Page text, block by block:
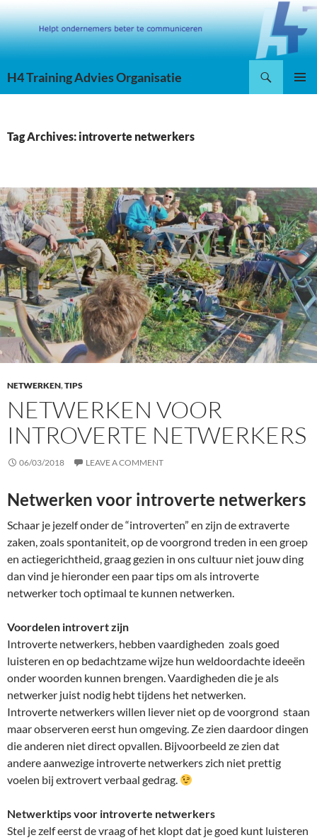
Skip
to
content
H4 Training Advies Organisatie
Tag Archives: introverte netwerkers
NETWERKEN,TIPS
NETWERKEN VOOR
INTROVERTE NETWERKERS
06/03/2018 LEAVE A COMMENT
Netwerken voor introverte netwerkers
Schaar je jezelf onder de “introverten” en zijn de extraverte
zaken, zoals spontaniteit, op de voorgrond treden in een groep
en actiegerichtheid, graag gezien in ons cultuur niet jouw ding
dan vind je hieronder een paar tips om als introverte
netwerker toch optimaal te kunnen netwerken.
Voordelen introvert zijn
Introverte netwerkers, hebben vaardigheden zoals goed
luisteren en op bedachtzame wijze hun weldoordachte ideeën
onder woorden kunnen brengen. Vaardigheden die je als
netwerker juist nodig hebt tijdens het netwerken.
Introverte netwerkers willen liever niet op de voorgrond staan
maar observeren eerst hun omgeving. Ze zien daardoor dingen
die anderen niet direct opvallen. Bijvoorbeeld ze zien dat
andere aanwezige introverte netwerkers zich niet prettig
voelen bij extrovert verbaal gedrag.
Netwerktips voor introverte netwerkers
Stel je zelf eerst de vraag of het klopt dat je goed kunt luisteren